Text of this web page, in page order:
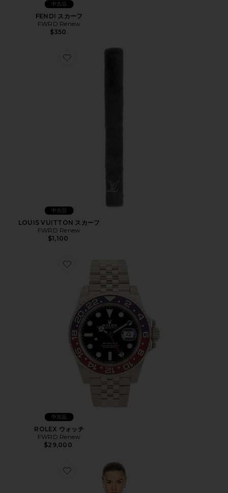
中古品
FENDI スカーフ
FWRD Renew
$350
Favorite LOUIS VUITTON スカーフ
中古品
LOUIS VUITTON スカーフ
FWRD Renew
$1,100
Favorite ROLEX ウォッチ
中古品
ROLEX ウォッチ
FWRD Renew
$29,000
Favorite LOUIS VUITTON ジャケット